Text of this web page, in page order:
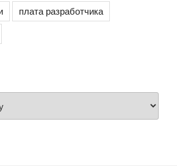
плата разработчика